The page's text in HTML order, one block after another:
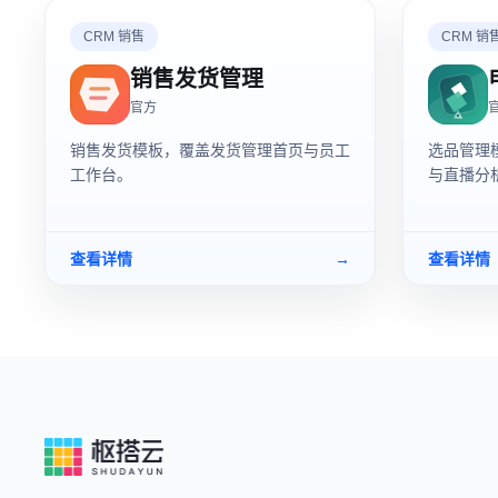
CRM 销售
销售发货管理
官方
销售发货模板，覆盖发货管理首页与员工
工作台。
查看详情 →
CRM 销
选品管理
与直播分
查看详情